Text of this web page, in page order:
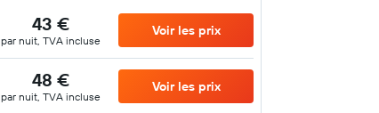
43 €
par nuit, TVA incluse
Voir les prix
48 €
par nuit, TVA incluse
Voir les prix